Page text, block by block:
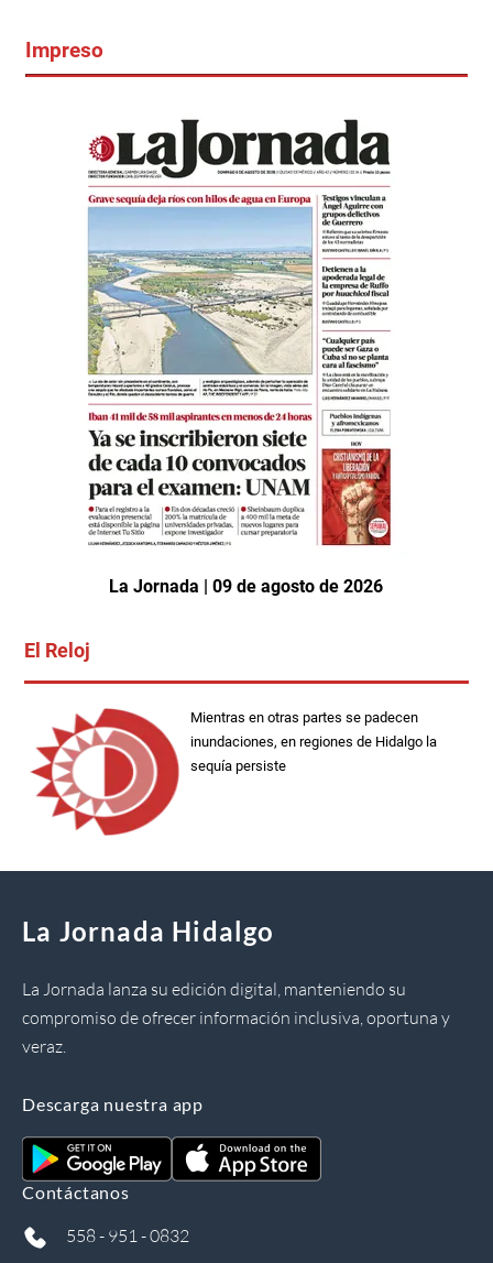
Impreso
La Jornada | 09 de agosto de 2026
El Reloj
Mientras en otras partes se padecen
inundaciones, en regiones de Hidalgo la
sequía persiste
La Jornada Hidalgo
La Jornada lanza su edición digital, manteniendo su
compromiso de ofrecer información inclusiva, oportuna y
veraz.
Descarga nuestra app
Contáctanos
558 - 951 - 0832